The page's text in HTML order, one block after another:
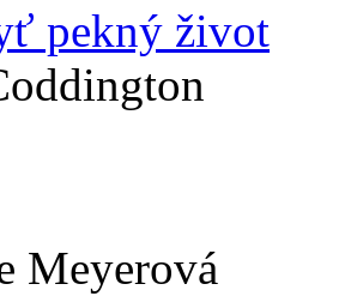
pekný život
Meyerová